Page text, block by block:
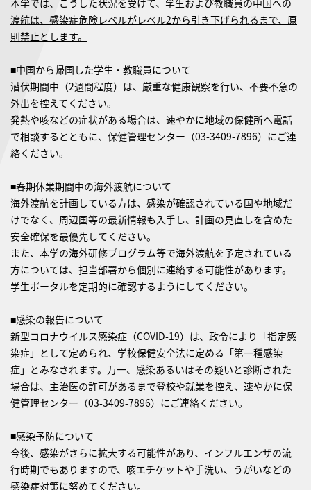
本学では、こうした状況を受けて、学生および教職員の中国への
渡航は、感染症危険レベルがレベル2から引き下げられるまで、原
則禁止とします。
■中国から帰国した学生・教職員について
潜伏期間中（2週間程度）は、厳重な健康観察を行い、不要不急の
外出を控えてください。
発熱や咳などの症状がある場合は、速やかに地域の保健所へ電話
で相談するとともに、保健管理センター（03-3409-7896）にご連
絡ください。
■春期休業期間中の海外渡航について
海外渡航を計画している方は、感染が確認されている国や地域だ
けでなく、周辺国等の最新情報も入手し、計画の見直しを含めた
安全確保を最優先してください。
また、本学の海外研修プログラム等で海外渡航を予定されている
方については、担当部署から個別に連絡する可能性があります。
学生ポータルを定期的に確認するようにしてください。
■感染の報告について
新型コロナウイルス感染症（COVID-19）は、政令により「指定感
染症」として定められ、学校保健安全法に定める「第一種感染
症」とみなされます。万一、感染あるいはその疑いと診断された
場合は、主治医の許可があるまで登校や就業を控え、速やかに保
健管理センター（03-3409-7896）にご連絡ください。
■感染予防について
今後、感染がさらに拡大する可能性があり、インフルエンザの流
行時期でもありますので、咳エチケットや手洗い、うがいなどの
感染症対策に努めてください。